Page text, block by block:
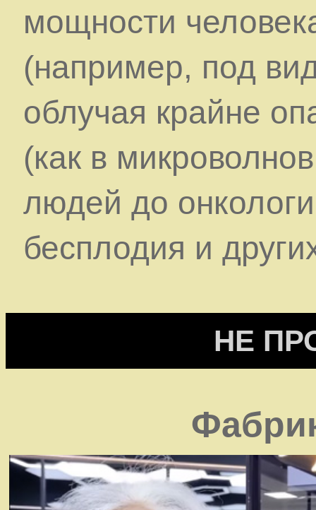
мощности
(например, под
облучая крайне
(как в
людей до
бесплодия и
НЕ